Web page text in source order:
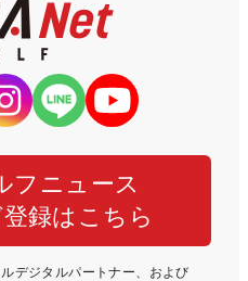
フニュース
録はこちら
デジタルパートナー、および